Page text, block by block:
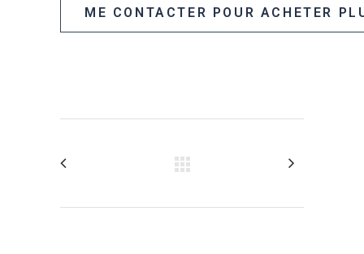
ME CONTACTER POUR ACHETER